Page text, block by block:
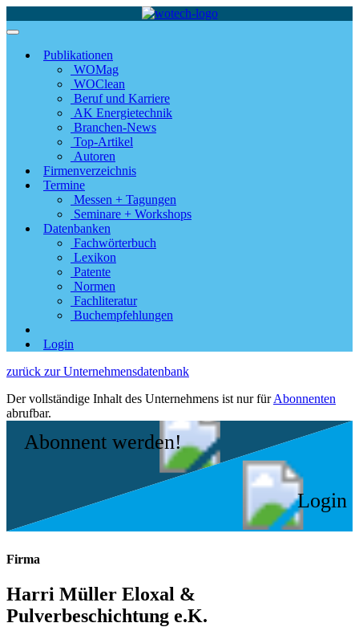
Publikationen
WOMag
WOClean
Beruf und Karriere
AK Energietechnik
Branchen-News
Top-Artikel
Autoren
Firmenverzeichnis
Termine
Messen + Tagungen
Seminare + Workshops
Datenbanken
Fachwörterbuch
Lexikon
Patente
Normen
Fachliteratur
Buchempfehlungen
Login
zurück zur Unternehmensdatenbank
Der vollständige Inhalt des Unternehmens ist nur fürAbonnenten
abrufbar.
Abonnent werden!
Login
Firma
Harri Müller Eloxal &
Pulverbeschichtung e.K.